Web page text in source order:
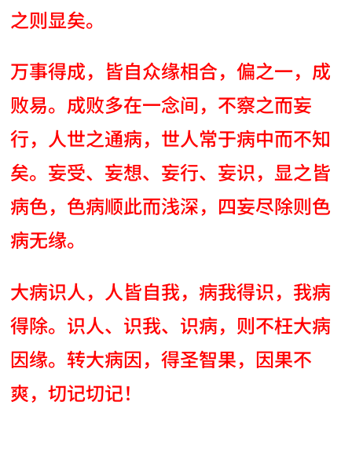
之则显矣。
万事得成，皆自众缘相合，偏之一，成
败易。成败多在一念间，不察之而妄
行，人世之通病，世人常于病中而不知
矣。妄受、妄想、妄行、妄识，显之皆
病色，色病顺此而浅深，四妄尽除则色
病无缘。
大病识人，人皆自我，病我得识，我病
得除。识人、识我、识病，则不枉大病
因缘。转大病因，得圣智果，因果不
爽，切记切记！